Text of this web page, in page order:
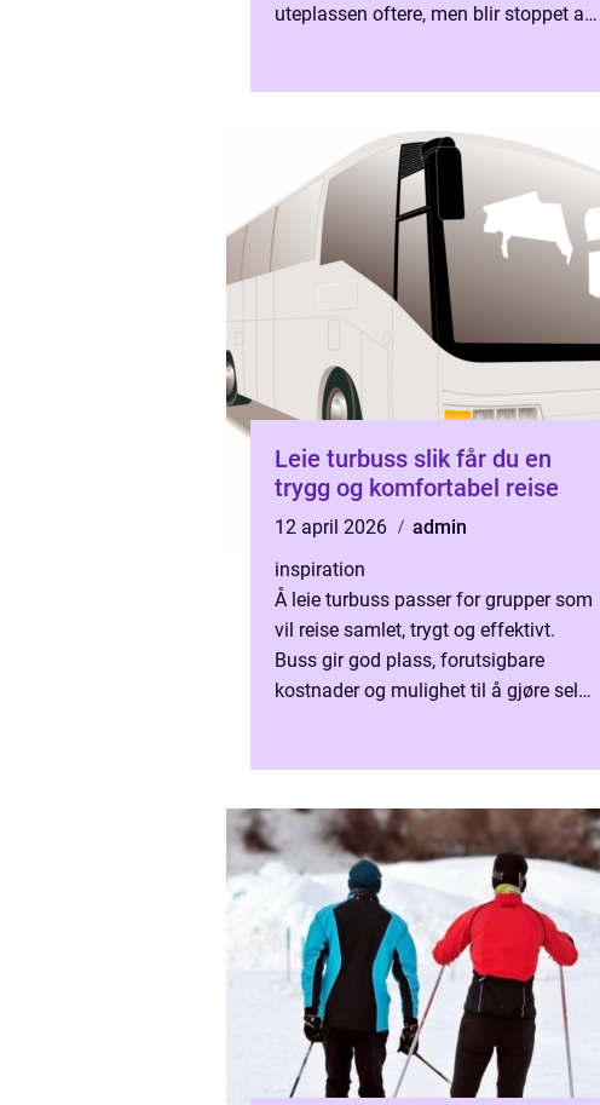
uteplassen oftere, men blir stoppet av
Leie turbuss slik får du en
trygg og komfortabel reise
12 april 2026
admin
inspiration
Å leie turbuss passer for grupper som
vil reise samlet, trygt og effektivt.
Buss gir god plass, forutsigbare
kostnader og mulighet til å gjøre selve